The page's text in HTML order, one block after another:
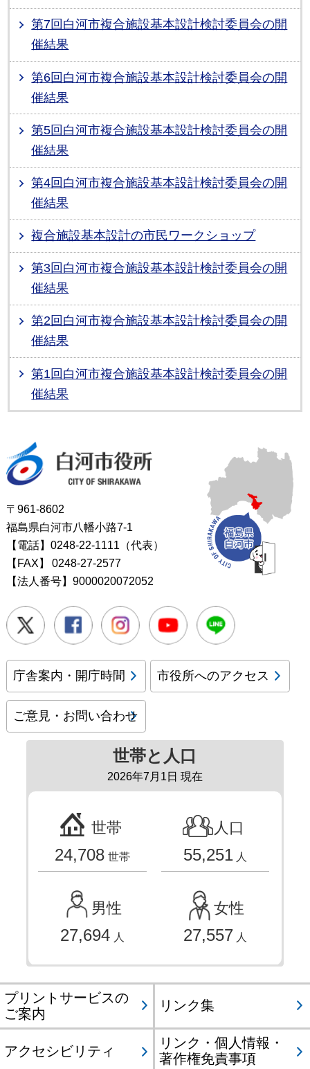
第7回白河市複合施設基本設計検討委員会の開
催結果
第6回白河市複合施設基本設計検討委員会の開
催結果
第5回白河市複合施設基本設計検討委員会の開
催結果
第4回白河市複合施設基本設計検討委員会の開
催結果
複合施設基本設計の市民ワークショップ
第3回白河市複合施設基本設計検討委員会の開
催結果
第2回白河市複合施設基本設計検討委員会の開
催結果
第1回白河市複合施設基本設計検討委員会の開
催結果
〒961-8602
福島県白河市八幡小路7-1
【電話】0248-22-1111（代表）
【FAX】
0248-27-2577
【法人番号】9000020072052
Twitter FacebookInstagramYoutube
庁舎案内・開庁時間 市役所へのアクセス
ご意見・お問い合わせ
世帯と人口
2026年7月1日 現在
世帯
24,708 世帯
人口
55,251 人
男性
27,694 人
女性
27,557 人
プリントサービスの
ご案内
リンク集
アクセシビリティ
リンク・個人情報・
著作権免責事項